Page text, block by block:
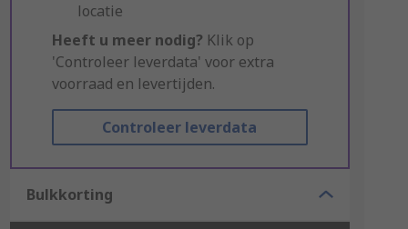
locatie
Heeft u meer nodig? Klik op
'Controleer leverdata' voor extra
voorraad en levertijden.
Controleer leverdata
Bulkkorting